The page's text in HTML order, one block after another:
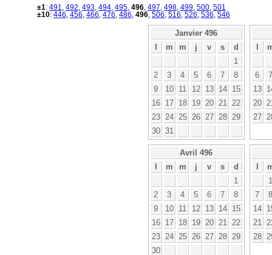
±1: 491 492 493 494 495 496 497 498 499 500 501
±10: 446 456 466 476 486 496 506 516 526 536 546
Janvier 496
l
m m j v s
d
1
2
3 4 5 6 7
8
9
10 11 12 13 14
15
16
17 18 19 20 21
22
23
24 25 26 27 28
29
30 31
l
6
7
13
20
27
Avril 496
l
m m j v s
d
1
2
3 4 5 6 7
8
9
10 11 12 13 14
15
16
17 18 19 20 21
22
23
24 25 26 27 28
29
30
l
1
7
8
14
21
28